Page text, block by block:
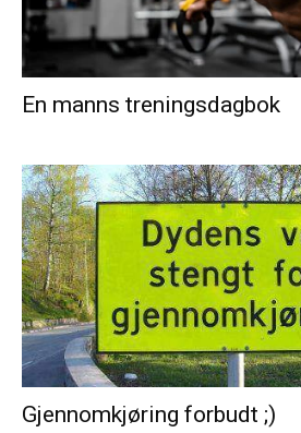
En manns treningsdagbok
Gjennomkjøring forbudt ;)